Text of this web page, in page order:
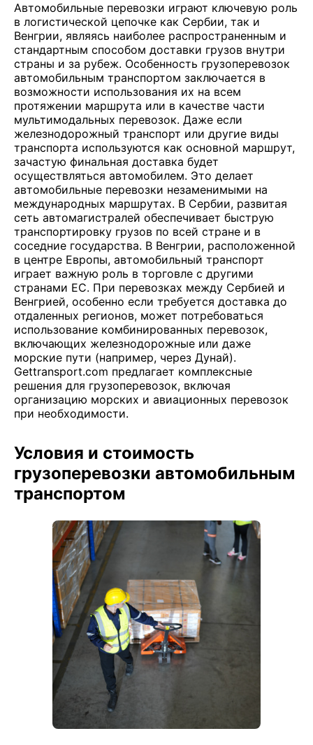
Автомобильные перевозки играют ключевую роль
в логистической цепочке как Сербии, так и
Венгрии, являясь наиболее распространенным и
стандартным способом доставки грузов внутри
страны и за рубеж. Особенность грузоперевозок
автомобильным транспортом заключается в
возможности использования их на всем
протяжении маршрута или в качестве части
мультимодальных перевозок. Даже если
железнодорожный транспорт или другие виды
транспорта используются как основной маршрут,
зачастую финальная доставка будет
осуществляться автомобилем. Это делает
автомобильные перевозки незаменимыми на
международных маршрутах. В Сербии, развитая
сеть автомагистралей обеспечивает быструю
транспортировку грузов по всей стране и в
соседние государства. В Венгрии, расположенной
в центре Европы, автомобильный транспорт
играет важную роль в торговле с другими
странами ЕС. При перевозках между Сербией и
Венгрией, особенно если требуется доставка до
отдаленных регионов, может потребоваться
использование комбинированных перевозок,
включающих железнодорожные или даже
морские пути (например, через Дунай).
Gettransport.com предлагает комплексные
решения для грузоперевозок, включая
организацию морских и авиационных перевозок
при необходимости.
Условия и стоимость
грузоперевозки автомобильным
транспортом